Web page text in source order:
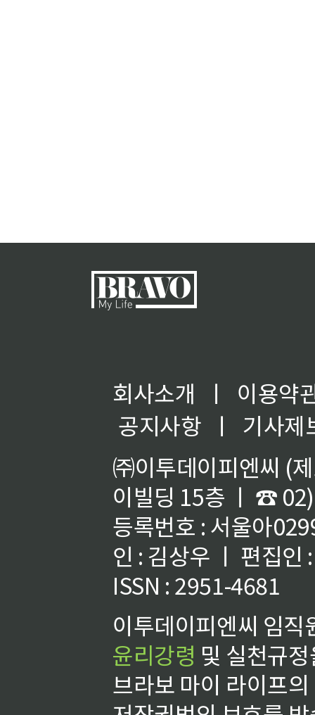
회사소개 ㅣ
이용약
공지사항
ㅣ
기사제
㈜이투데이피엔씨 (
이빌딩 15층 ㅣ ☎
등록번호 : 서울아
인 : 김상우 ㅣ 편집인
ISSN : 2951-4681
이투데이피엔씨 임
윤리강령 및 실천규
브라보 마이 라이프